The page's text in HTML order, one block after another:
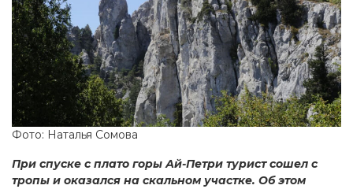
Фото: Наталья Сомова
При спуске с плато горы Ай-Петри турист сошел с
тропы и оказался на скальном участке. Об этом